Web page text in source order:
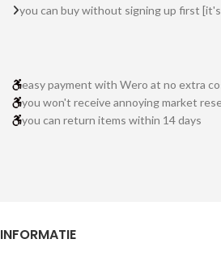
you can buy without signing up first
easy payment with Wero at no extra
you won't receive annoying market
you can return items within 14 days
INFORMATIE